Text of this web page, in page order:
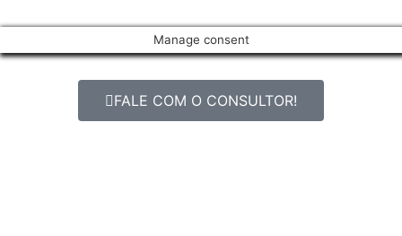
Manage consent
FALE COM O CONSULTOR!